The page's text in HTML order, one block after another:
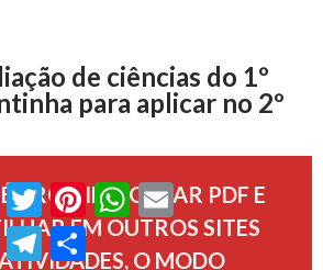
de ciências do 1º
para aplicar no 2º
PROIBIDO GERAR PDF E
EM OUTROS SITES
O MODO
Facebook
TwitterPinterestWhatsApp
Email
MessengerTelegramCompartilhar